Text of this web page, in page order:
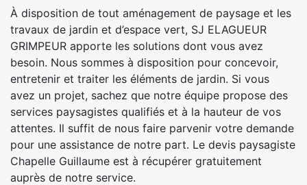
À disposition de tout aménagement de paysage et les
travaux de jardin et d’espace vert, SJ ELAGUEUR
GRIMPEUR apporte les solutions dont vous avez
besoin. Nous sommes à disposition pour concevoir,
entretenir et traiter les éléments de jardin. Si vous
avez un projet, sachez que notre équipe propose des
services paysagistes qualifiés et à la hauteur de vos
attentes. Il suffit de nous faire parvenir votre demande
pour une assistance de notre part. Le devis paysagiste
Chapelle Guillaume est à récupérer gratuitement
auprès de notre service.